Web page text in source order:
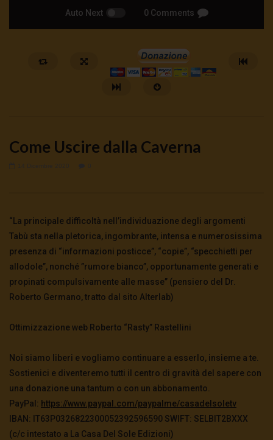
Auto Next 0 Comments
Cinema, mito e potere: come ci
preparano alla guerra
0
126 0 0
Putrino: coscienti o
5 Agosto 2026 - LUD:4
Come Uscire dalla Caverna
“La principale difficoltà nell’individuazione degli argomenti
Tabù sta nella pletorica, ingombrante, intensa e numerosissima
presenza di “informazioni posticce”, “copie”, “specchietti per
allodole”, nonché ”rumore bianco”, opportunamente generati e
propinati compulsivamente alle masse” (pensiero del Dr.
Roberto Germano, tratto dal sito Alterlab)
Ottimizzazione web Roberto “Rasty” Rastellini
Noi siamo liberi e vogliamo continuare a esserlo, insieme a te.
Sostienici e diventeremo tutti il centro di gravità del sapere con
una donazione una tantum o con un abbonamento.
PayPal: https://www.paypal. com/paypalme/casadelsoletv
IBAN: IT63P0326822300052392596590 SWIFT: SELBIT2BXXX
(c/c intestato a La Casa Del Sole Edizioni)